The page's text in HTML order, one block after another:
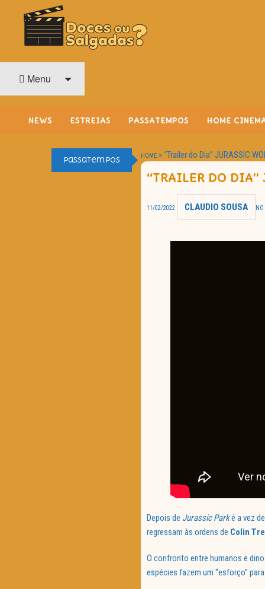
O Cinema? Uma Paixão!!
Menu
NEWS ESTREIAS PASSATEMPOS HOME
Passatempos HOME »“Trailer do Dia” JURASSIC
“TRAILER DO DIA”
11/02/2022 CLAUDIO SOUSA
Depois de Jurassic Parké a vez de
regressam às ordens de Colin
O confronto entre humanos e
espécies fazem um “esforço”